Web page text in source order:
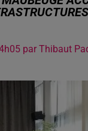
par Thibaut